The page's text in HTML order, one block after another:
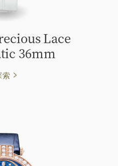
Lace
36mm
索